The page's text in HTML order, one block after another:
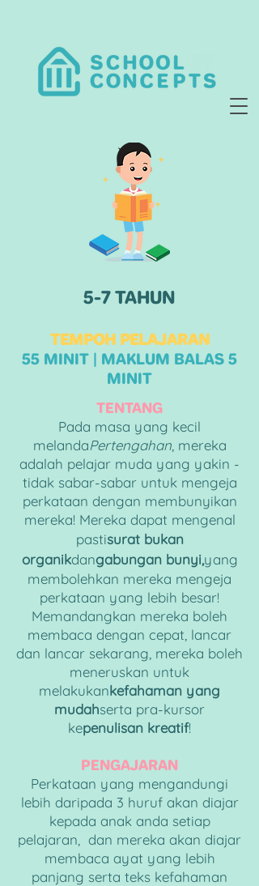
5-7 TAHUN
TEMPOH PELAJARAN
55 MINIT | MAKLUM BALAS 5
MINIT
TENTANG
Pada masa yang kecil
melandaPertengahan, mereka
adalah pelajar muda yang yakin -
tidak sabar-sabar untuk mengeja
perkataan dengan membunyikan
mereka! Mereka dapat mengenal
pastisurat bukan
organikdangabungan bunyi,yang
membolehkan mereka mengeja
perkataan yang lebih besar!
Memandangkan mereka boleh
membaca dengan cepat, lancar
dan lancar sekarang, mereka boleh
meneruskan untuk
melakukankefahaman yang
mudahserta pra-kursor
kepenulisan kreatif!
PENGAJARAN
Perkataan yang mengandungi
lebih daripada 3 huruf akan diajar
kepada anak anda setiap
pelajaran, dan mereka akan diajar
membaca ayat yang lebih
panjang serta teks kefahaman